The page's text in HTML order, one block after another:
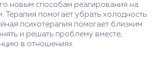
новым способам реагирования на
Терапия помогает убрать холодность
психотерапия помогает близким
и решать проблему вместе,
в отношениях.